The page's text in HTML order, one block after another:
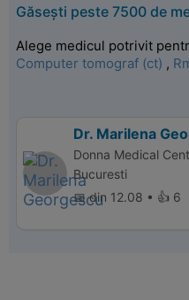
Găsești peste 7500 de
Alege medicul potrivit
Computer tomograf (ct) ,
Dr. Marilena
Donna Medical
Bucuresti
📅 din 12.08 • 👍 6